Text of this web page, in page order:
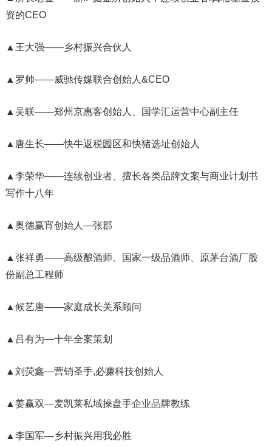
资的CEO
▲王大强——乡村振兴合伙人
▲罗帅——威驰传媒联合创始人&CEO
▲吴联——郑州京惠客创始人、国学汇运营中心副主任
▲唐生长——快牛返税园区和快猪选址创始人
▲李荣华——连续创业者、擅长各类品牌文案与商业计划书
写作十八年
▲奥德赢宵创始人—张郡
▲张祥勇——高级酿酒师、国家一级品酒师、原茅台酒厂股
份副总工程师
▲候艺唐——家庭成长关系顾问
▲吕有为—十年全案策划
▲刘荧鑫—营销圣手,必赚科技创始人
▲姜赢双—麦凯莱私域操盘手企业品牌教练
▲李国军—乡村振兴用我必胜